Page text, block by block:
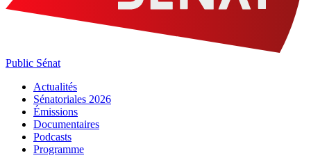
Public Sénat
Actualités
Sénatoriales 2026
Émissions
Documentaires
Podcasts
Programme